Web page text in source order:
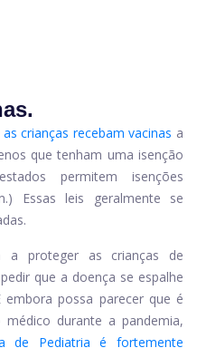
crianças recebam vacinas a
que tenham uma isenção
permitem isenções
Essas leis geralmente se
a proteger as crianças de
que a doença se espalhe
possa parecer que é
durante a pandemia,
de Pediatria é fortemente